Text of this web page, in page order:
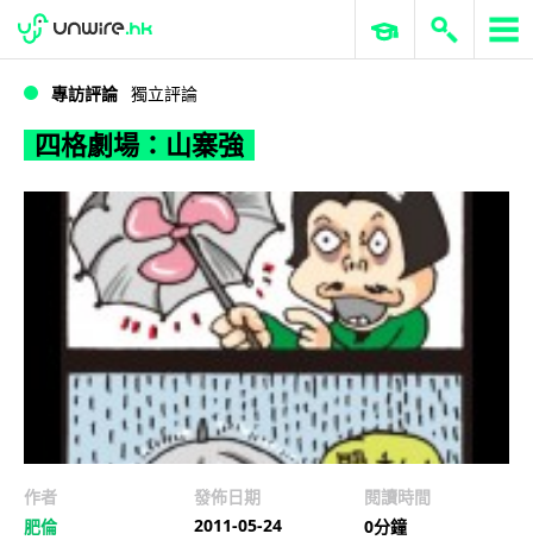
四格劇場：山寨強
WWDC 2026 ERP 與商業 AI
專訪評論 獨立評論
四格劇場：山寨強
作者
肥倫
發佈日期
2011-05-24
閱讀時間
0分鐘